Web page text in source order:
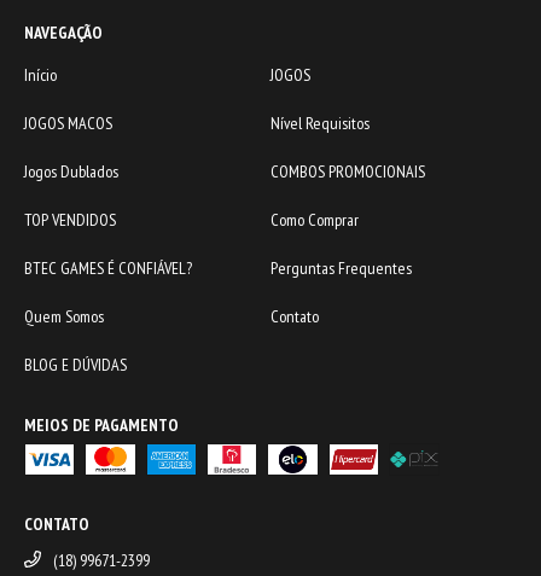
NAVEGAÇÃO
Início
JOGOS
JOGOS MACOS Nível Requisitos
Jogos Dublados COMBOS PROMOCIONAIS
TOP VENDIDOS Como Comprar
BTEC GAMES É CONFIÁVEL? Perguntas Frequentes
Quem Somos Contato
BLOG E DÚVIDAS
MEIOS DE PAGAMENTO
CONTATO
(18) 99671-2399